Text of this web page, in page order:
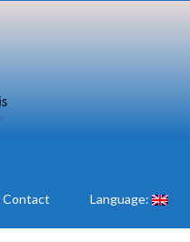
Contact Language: